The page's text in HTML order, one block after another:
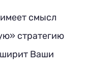
смысл
стратегию
Ваши